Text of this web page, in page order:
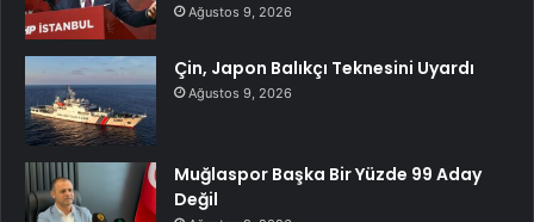
Ağustos 9, 2026
Çin, Japon Balıkçı Teknesini Uyardı
Ağustos 9, 2026
Muğlaspor Başka Bir Yüzde 99 Aday
Değil